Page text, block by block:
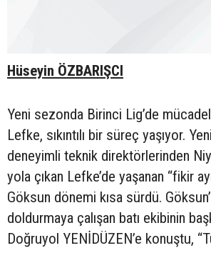
Hüseyin ÖZBARIŞCI
Yeni sezonda Birinci Lig’de
Lefke, sıkıntılı bir süreç yaşıyor.
deneyimli teknik direktörlerinden
yola çıkan Lefke’de yaşanan “fikir
Göksun dönemi kısa sürdü.
doldurmaya çalışan batı ekibinin
Doğruyol YENİDÜZEN’e konuştu,